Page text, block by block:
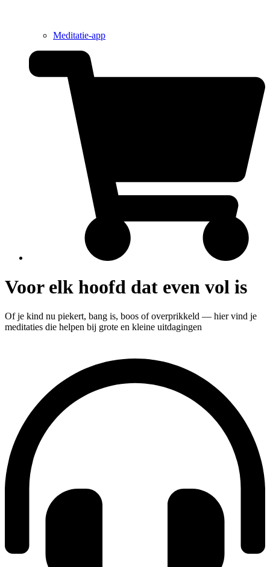
Meditatie-app
Voor elk hoofd dat even vol is
Of je kind nu piekert, bang is, boos of overprikkeld — hier vind je
meditaties die helpen bij grote en kleine uitdagingen